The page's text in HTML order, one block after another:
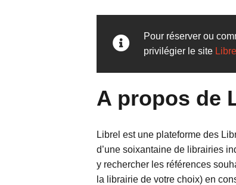
Pour réserver ou
privilégier le site Librel
A propos de
Librel est une plateforme des
d’une soixantaine de librairies
y rechercher les références
la librairie de votre choix) en